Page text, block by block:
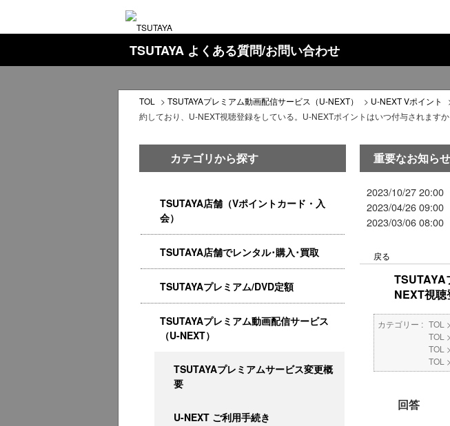
TSUTAYA よくある質問/お問い合わせ
TOL > TSUTAYAプレミアム動画配信サービス（U-NEXT） > U-NEXT Vポイント
約しており、U-NEXT視聴登録をしている。U-NEXTポイントはいつ付与されますか
カテゴリから探す
TSUTAYA店舗（Vポイントカード・入
会）
TSUTAYA店舗でレンタル･購入･買取
TSUTAYAプレミアム/DVD定額
TSUTAYAプレミアム動画配信サービス
（U-NEXT）
TSUTAYAプレミアムサービス変更概
要
U-NEXT ご利用手続き
重要なお知らせ
2023/10/27 20:00
2023/04/26 09:00
2023/03/06 08:00
戻る
TSUTAYA
NEXT視聴
カテゴリー : TOL >
TOL >
TOL >
TOL >
回答